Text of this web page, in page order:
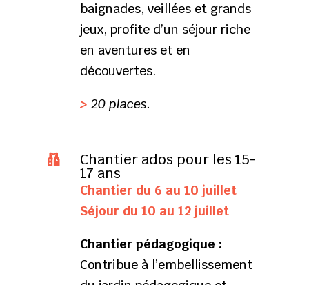
baignades, veillées et grands
jeux, profite d’un séjour riche
en aventures et en
découvertes.
> 20 places.
 Chantier ados pour les 15-
17 ans
Chantier du 6 au 10 juillet
Séjour du 10 au 12 juillet
Chantier pédagogique :
Contribue à l’embellissement